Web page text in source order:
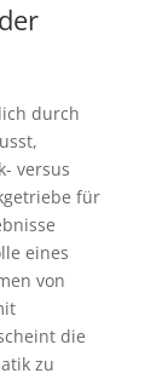
durch
versus
für
eines
von
die
zu